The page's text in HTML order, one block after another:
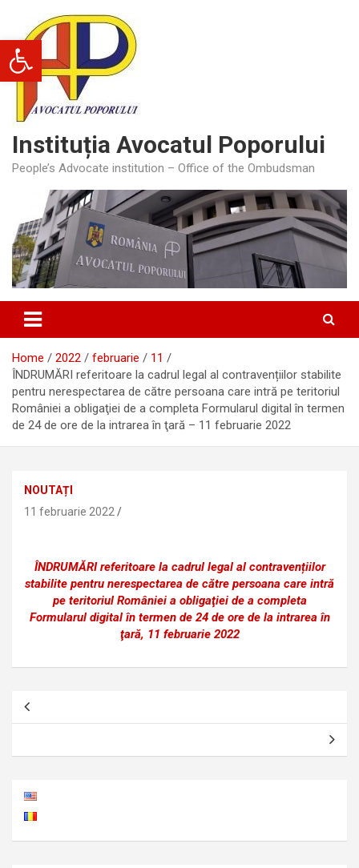
Deschide bara de unelte
content
Instituția Avocatul Poporului
People’s Advocate institution – Office of the Ombudsman
Home 2022 februarie
11
ÎNDRUMĂRI referitoare la cadrul legal al contravențiilor stabilite
pentru nerespectarea de către persoana care intră pe teritoriul
României a obligaţiei de a completa Formularul digital în termen
de 24 de ore de la intrarea în ţară – 11 februarie 2022
NOUTAȚI
11 februarie 2022
ÎNDRUMĂRI referitoare la cadrul legal al contravențiilor
stabilite pentru nerespectarea de către persoana care intră
pe teritoriul României a obligaţiei de a completa
Formularul digital în termen de 24 de ore de la intrarea în
ţară, 11 februarie 2022
Navigare
în
articole